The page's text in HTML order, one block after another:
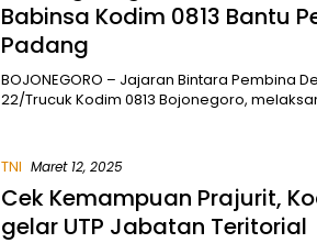
Babinsa Kodim 0813 Bantu
Padang
BOJONEGORO – Jajaran Bintara Pembina
22/Trucuk Kodim 0813 Bojonegoro,
TNI Maret 12, 2025
Cek Kemampuan Prajurit,
gelar UTP Jabatan Teritorial